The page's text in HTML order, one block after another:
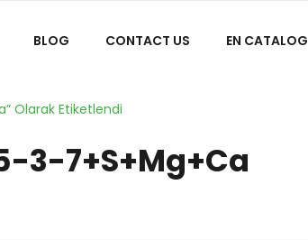
BLOG CONTACT US EN CATALOG
Olarak Etiketlendi
3-7+S+Mg+Ca